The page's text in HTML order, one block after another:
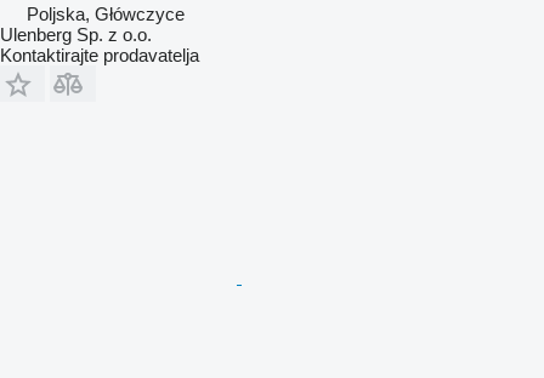
Poljska, Główczyce
Ulenberg Sp. z o.o.
Kontaktirajte prodavatelja